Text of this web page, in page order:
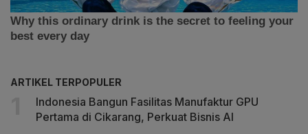
ARTIKEL TERPOPULER
Indonesia Bangun Fasilitas Manufaktur GPU
Pertama di Cikarang, Perkuat Bisnis AI